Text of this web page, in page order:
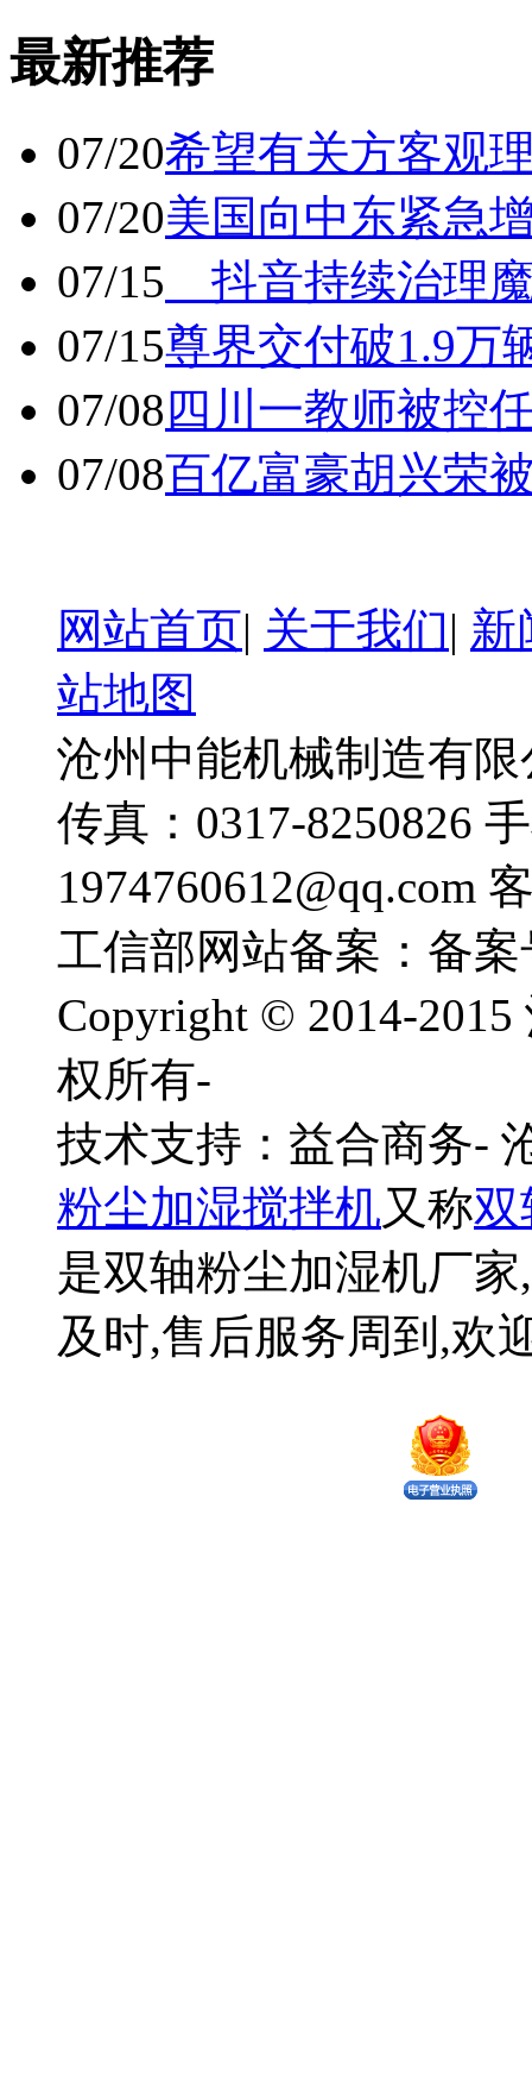
最新推荐
07/20希望有关方客观
07/20美国向中东紧急
07/15 抖音持续治理
07/15尊界交付破1.9万
07/08 四川一教师被控
07/08百亿富豪胡兴荣
网站首页| 关于我们| 新
站地图
沧州中能机械制造有限
传真：0317-8250826
1974760612@qq.com
工信部网站备案：备案
Copyright © 2014-
权所有-
技术支持：益合商务-
粉尘加湿搅拌机又称双
是双轴粉尘加湿机厂
及时,售后服务周到,欢